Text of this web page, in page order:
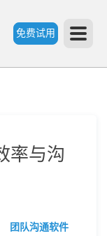
免费试用
率与沟
团队沟通软件